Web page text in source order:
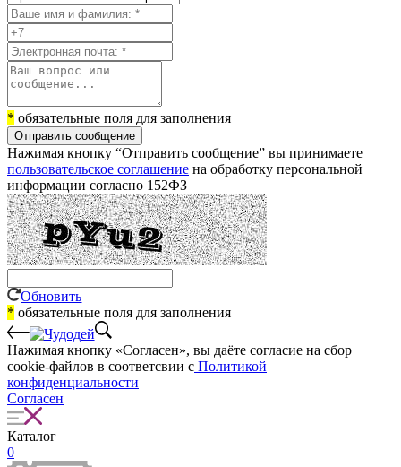
* обязательные поля для заполнения
Отправить сообщение
Нажимая кнопку “Отправить сообщение” вы принимаете
пользовательское соглашение на обработку персональной
информации согласно 152ФЗ
Обновить
* обязательные поля для заполнения
Нажимая кнопку «Согласен», вы даёте cогласие на сбор
cookie-файлов в соответсвии с Политикой
конфиденциальности
Согласен
Каталог
0